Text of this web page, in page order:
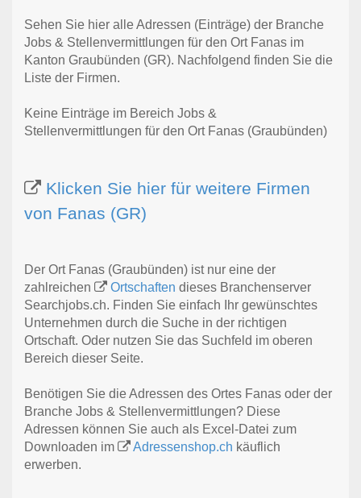
Sehen Sie hier alle Adressen (Einträge) der Branche
Jobs & Stellenvermittlungen für den Ort Fanas im
Kanton Graubünden (GR). Nachfolgend finden Sie die
Liste der Firmen.
Keine Einträge im Bereich Jobs &
Stellenvermittlungen für den Ort Fanas (Graubünden)
Klicken Sie hier für weitere Firmen
von Fanas (GR)
Der Ort Fanas (Graubünden) ist nur eine der
zahlreichen
Ortschaften dieses Branchenserver
Searchjobs.ch. Finden Sie einfach Ihr gewünschtes
Unternehmen durch die Suche in der richtigen
Ortschaft. Oder nutzen Sie das Suchfeld im oberen
Bereich dieser Seite.
Benötigen Sie die Adressen des Ortes Fanas oder der
Branche Jobs & Stellenvermittlungen? Diese
Adressen können Sie auch als Excel-Datei zum
Downloaden im
Adressenshop.ch käuflich
erwerben.